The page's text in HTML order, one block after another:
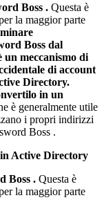
Boss . Questa è
la maggior parte
Boss dal
un meccanismo di
di account
Directory.
in un
è generalmente utile
i propri indirizzi
Boss .
in Active Directory
Boss . Questa è
la maggior parte